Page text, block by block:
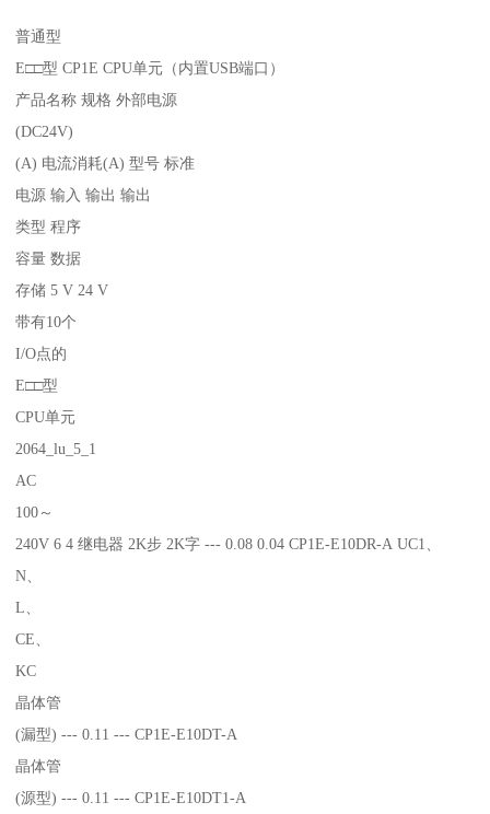
普通型
E□□型 CP1E CPU单元（内置USB端口）
产品名称 规格 外部电源
(DC24V)
(A) 电流消耗(A) 型号 标准
电源 输入 输出 输出
类型 程序
容量 数据
存储 5 V 24 V
带有10个
I/O点的
E□□型
CPU单元
2064_lu_5_1
AC
100～
240V 6 4 继电器 2K步 2K字 --- 0.08 0.04 CP1E-E10DR-A UC1、
N、
L、
CE、
KC
晶体管
(漏型) --- 0.11 --- CP1E-E10DT-A
晶体管
(源型) --- 0.11 --- CP1E-E10DT1-A